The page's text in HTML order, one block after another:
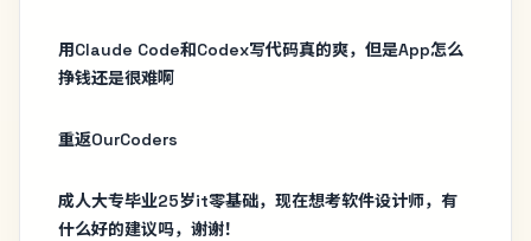
用Claude Code和Codex写代码真的爽，但是App怎么
挣钱还是很难啊
重返OurCoders
成人大专毕业25岁it零基础，现在想考软件设计师，有
什么好的建议吗，谢谢！